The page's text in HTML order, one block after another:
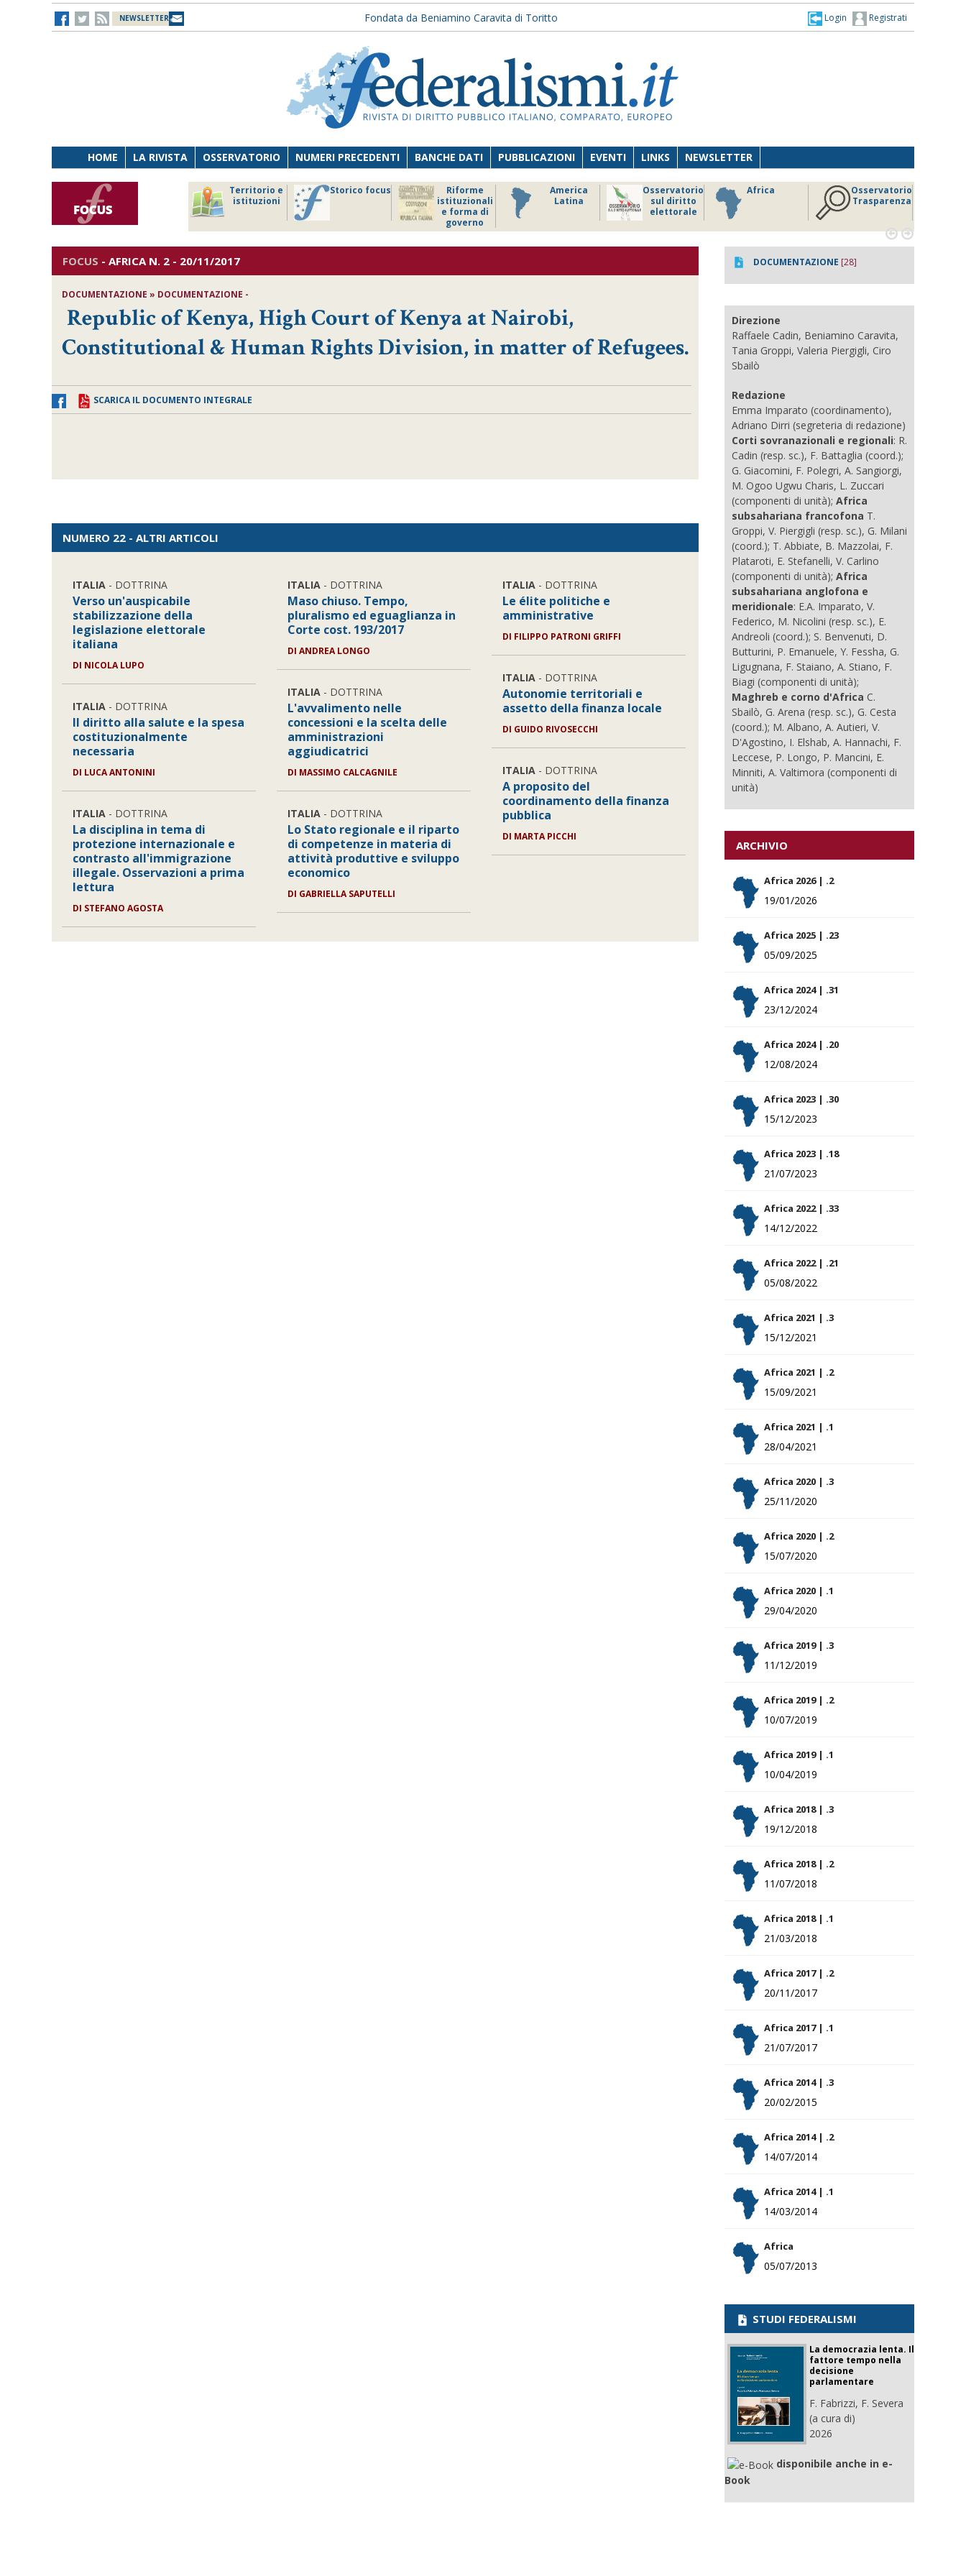
NEWSLETTER Fondata da Beniamino Caravita di Toritto Registrati
Login
HOME LA RIVISTA OSSERVATORIO NUMERI PRECEDENTI BANCHE DATI PUBBLICAZIONI EVENTI LINKS NEWSLETTER
Territorio e
istituzioni
Storico focus
Riforme
istituzionali
e forma di
governo
America
Latina
Osservatorio
sul diritto
elettorale
Africa
Osservatorio
Trasparenza
 
FOCUS - AFRICAN. 2 - 20/11/2017
DOCUMENTAZIONE » DOCUMENTAZIONE -
Republic of Kenya, High Court of Kenya at Nairobi,
Constitutional & Human Rights Division, in matter of Refugees.
SCARICA IL DOCUMENTO INTEGRALE
NUMERO 22 - ALTRI ARTICOLI
ITALIA - DOTTRINA
Verso un'auspicabile
stabilizzazione della
legislazione elettorale
italiana
DI NICOLA LUPO
ITALIA - DOTTRINA
Il diritto alla salute e la spesa
costituzionalmente
necessaria
DI LUCA ANTONINI
ITALIA - DOTTRINA
La disciplina in tema di
protezione internazionale e
contrasto all'immigrazione
illegale. Osservazioni a prima
lettura
DI STEFANO AGOSTA
ITALIA - DOTTRINA
Maso chiuso. Tempo,
pluralismo ed eguaglianza in
Corte cost. 193/2017
DIANDREA LONGO
ITALIA - DOTTRINA
L'avvalimento nelle
concessioni e la scelta delle
amministrazioni
aggiudicatrici
DI MASSIMO CALCAGNILE
ITALIA - DOTTRINA
Lo Stato regionale e il riparto
di competenze in materia di
attività produttive e sviluppo
economico
DI GABRIELLA SAPUTELLI
ITALIA- DOTTRINA
Le élite politiche e
amministrative
DI FILIPPO PATRONI GRIFFI
ITALIA- DOTTRINA
Autonomie territoriali e
assetto della finanza locale
DI GUIDO RIVOSECCHI
ITALIA- DOTTRINA
A proposito del
coordinamento della finanza
pubblica
DI MARTA PICCHI
DOCUMENTAZIONE [28]
Direzione
Raffaele Cadin, Beniamino Caravita,
Tania Groppi, Valeria Piergigli, Ciro
Sbailò
Redazione
Emma Imparato (coordinamento),
Adriano Dirri (segreteria di redazione)
Corti sovranazionali e regionali: R.
Cadin (resp. sc.), F. Battaglia (coord.);
G. Giacomini, F. Polegri, A. Sangiorgi,
M. Ogoo Ugwu Charis, L. Zuccari
(componenti di unità); Africa
subsahariana francofona T.
Groppi, V. Piergigli (resp. sc.), G. Milani
(coord.); T. Abbiate, B. Mazzolai, F.
Plataroti, E. Stefanelli, V. Carlino
(componenti di unità); Africa
subsahariana anglofona e
meridionale: E.A. Imparato, V.
Federico, M. Nicolini (resp. sc.), E.
Andreoli (coord.); S. Benvenuti, D.
Butturini, P. Emanuele, Y. Fessha, G.
Ligugnana, F. Staiano, A. Stiano, F.
Biagi (componenti di unità);
Maghreb e corno d'Africa C.
Sbailò, G. Arena (resp. sc.), G. Cesta
(coord.); M. Albano, A. Autieri, V.
D'Agostino, I. Elshab, A. Hannachi, F.
Leccese, P. Longo, P. Mancini, E.
Minniti, A. Valtimora (componenti di
unità)
ARCHIVIO
Africa 2026 | .2
19/01/2026
Africa 2025 | .23
05/09/2025
Africa 2024 | .31
23/12/2024
Africa 2024 | .20
12/08/2024
Africa 2023 | .30
15/12/2023
Africa 2023 | .18
21/07/2023
Africa 2022 | .33
14/12/2022
Africa 2022 | .21
05/08/2022
Africa 2021 | .3
15/12/2021
Africa 2021 | .2
15/09/2021
Africa 2021 | .1
28/04/2021
Africa 2020 | .3
25/11/2020
Africa 2020 | .2
15/07/2020
Africa 2020 | .1
29/04/2020
Africa 2019 | .3
11/12/2019
Africa 2019 | .2
10/07/2019
Africa 2019 | .1
10/04/2019
Africa 2018 | .3
19/12/2018
Africa 2018 | .2
11/07/2018
Africa 2018 | .1
21/03/2018
Africa 2017 | .2
20/11/2017
Africa 2017 | .1
21/07/2017
Africa 2014 | .3
20/02/2015
Africa 2014 | .2
14/07/2014
Africa 2014 | .1
14/03/2014
Africa
05/07/2013
STUDI FEDERALISMI
La democrazia lenta. Il
fattore tempo nella
decisione
parlamentare
F. Fabrizzi, F. Severa
(a cura di)
2026
disponibile anche in e-
Book